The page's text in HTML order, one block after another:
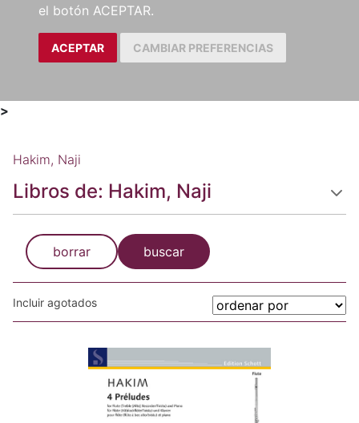
el botón ACEPTAR.
ACEPTAR CAMBIAR PREFERENCIAS
>
Hakim, Naji
Libros de: Hakim, Naji
borrar buscar
Incluir agotados